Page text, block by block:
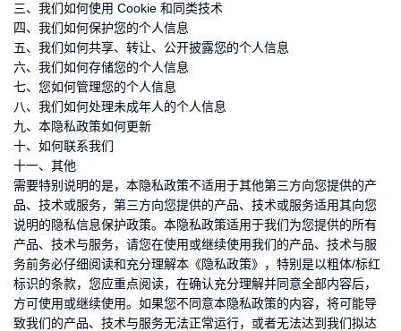
三、我们如何使用 Cookie 和同类技术
四、我们如何保护您的个人信息
五、我们如何共享、转让、公开披露您的个人信息
六、我们如何存储您的个人信息
七、您如何管理您的个人信息
八、我们如何处理未成年人的个人信息
九、本隐私政策如何更新
十、如何联系我们
十一、其他
需要特别说明的是，本隐私政策不适用于其他第三方向您提供的产
品、技术或服务，第三方向您提供的产品、技术或服务适用其向您
说明的隐私信息保护政策。本隐私政策适用于我们为您提供的所有
产品、技术与服务，请您在使用或继续使用我们的产品、技术与服
务前务必仔细阅读和充分理解本《隐私政策》，特别是以粗体/标红
标识的条款，您应重点阅读，在确认充分理解并同意全部内容后，
方可使用或继续使用。如果您不同意本隐私政策的内容，将可能导
致我们的产品、技术与服务无法正常运行，或者无法达到我们拟达